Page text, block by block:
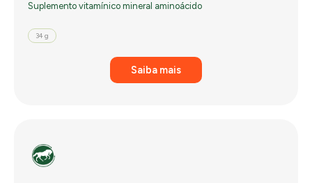
Suplemento vitamínico mineral aminoácido
34 g
Saiba mais